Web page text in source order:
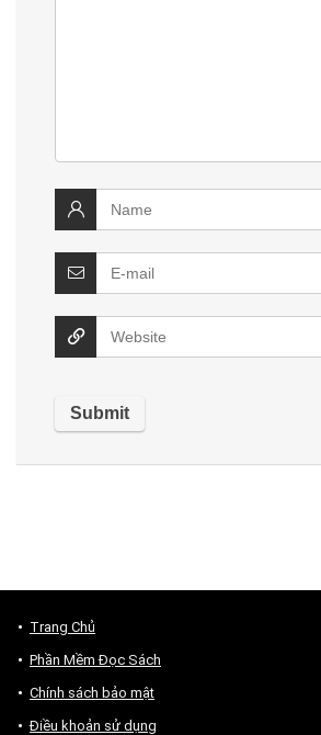
Trang Chủ
Phần Mềm Đọc Sách
Chính sách bảo mật
Điều khoản sử dụng